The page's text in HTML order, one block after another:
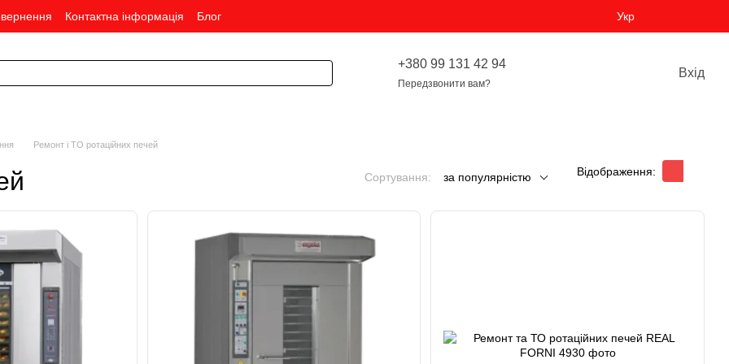
Контактна інформація Блог Укр
+380 99 131 42 94
Передзвонити вам?
Вхід
Ремонт і ТО ротаційних печей
Сортування: за популярністю Відображення: